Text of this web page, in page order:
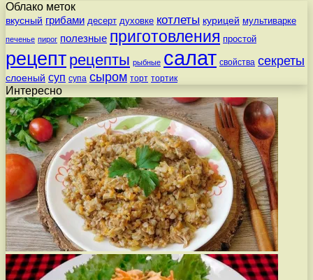
Облако меток
вкусный грибами десерт духовке котлеты курицей мультиварке
печенье пирог полезные приготовления простой
рецепт рецепты рыбные салат свойства секреты
слоеный суп супа сыром торт тортик
Интересно